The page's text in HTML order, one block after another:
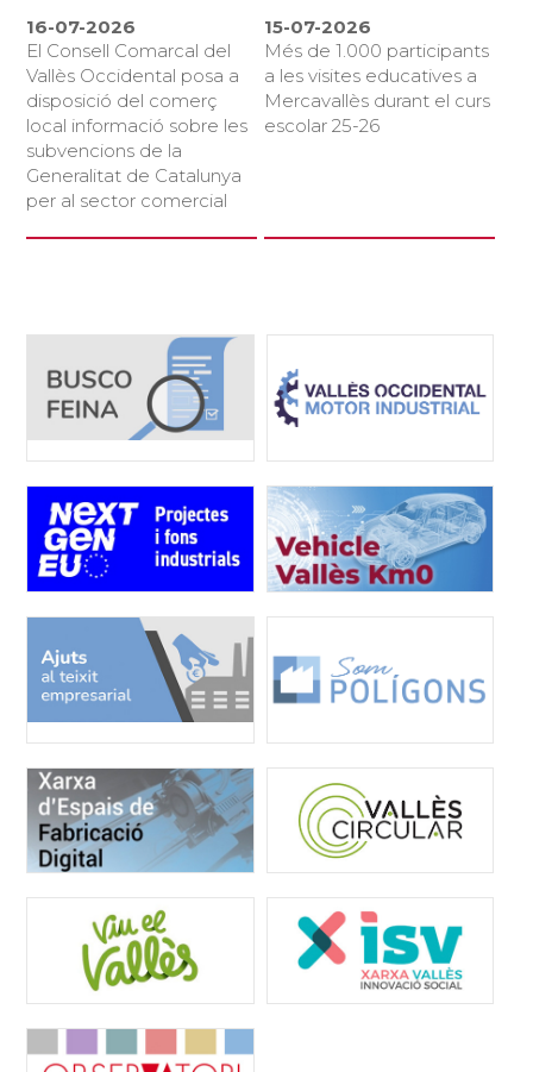
16-07-2026
El Consell Comarcal del
Vallès Occidental posa a
disposició del comerç
local informació sobre les
subvencions de la
Generalitat de Catalunya
per al sector comercial
15-07-2026
Més de 1.000 participants
a les visites educatives a
Mercavallès durant el curs
escolar 25-26